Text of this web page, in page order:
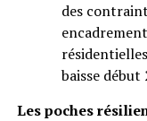
des
baisse début
Les poches